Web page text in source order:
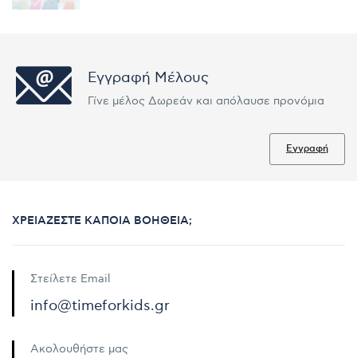
Εγγραφή Μέλους
Γίνε μέλος Δωρεάν και απόλαυσε προνόμια
Εγγραφή
ΧΡΕΙΆΖΕΣΤΕ ΚΆΠΟΙΑ ΒΟΉΘΕΙΑ;
Στείλετε Email
info@timeforkids.gr
Ακολουθήστε μας